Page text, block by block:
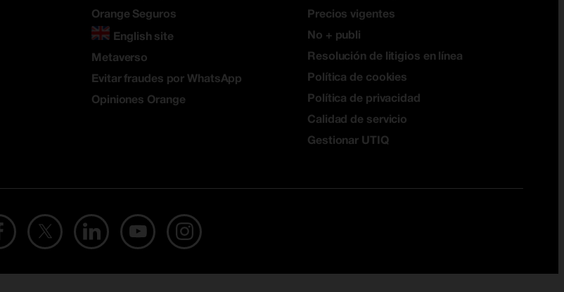
Orange Seguros
English site
Metaverso
Evitar fraudes por WhatsApp
Opiniones Orange
Precios vigentes
No + publi
Resolución de litigios en línea
Política de cookies
Política de privacidad
Calidad de servicio
Gestionar UTIQ